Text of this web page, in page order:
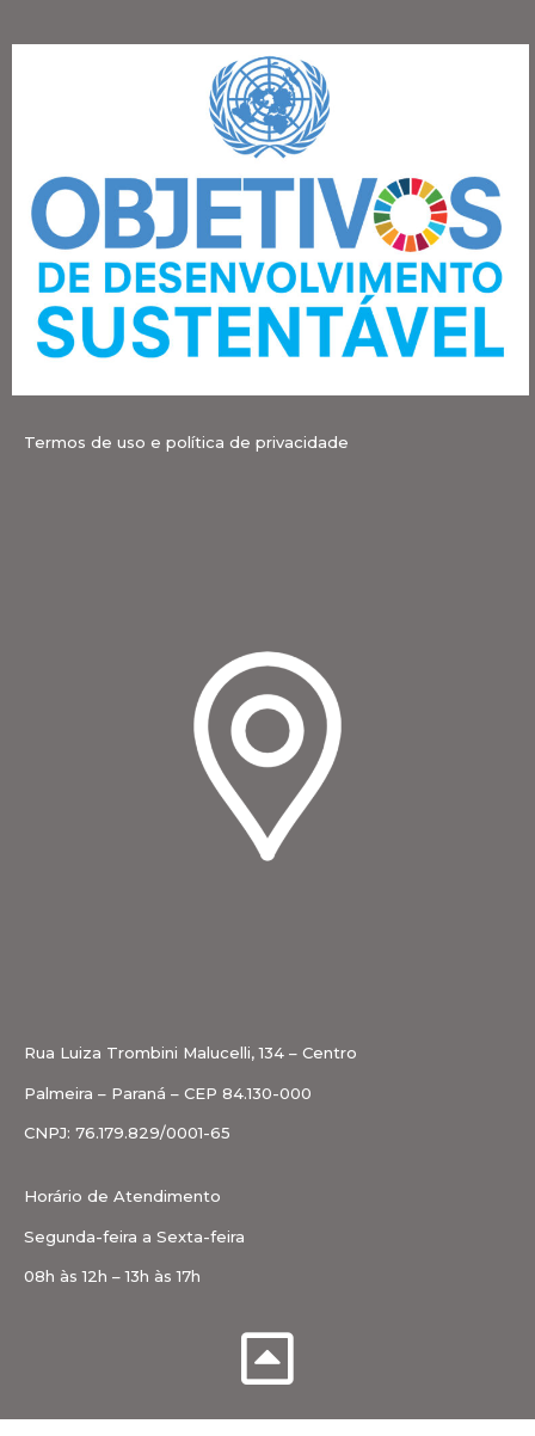
Termos de uso e política de privacidade
Rua Luiza Trombini Malucelli, 134 – Centro
Palmeira – Paraná – CEP 84.130-000
CNPJ: 76.179.829/0001-65
Horário de Atendimento
Segunda-feira a Sexta-feira
08h às 12h – 13h às 17h